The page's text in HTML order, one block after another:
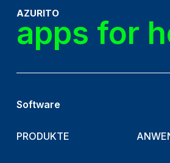
AZURITO
apps for
Software
PRODUKTE